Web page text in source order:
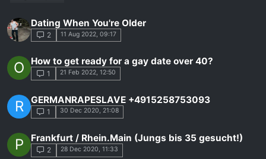
Dating When You're Older
2 11 Aug 2022, 09:17
O How to get ready for a gay date over 40?
1 21 Feb 2022, 12:50
R GERMANRAPESLAVE +4915258753093
1 30 Dec 2020, 21:08
P Frankfurt / Rhein.Main (Jungs bis 35 gesucht!)
2 28 Dec 2020, 11:33